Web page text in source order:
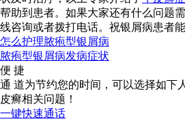
帮助到患者。如果大家还有什么问题
线咨询或者拨打电话。祝银屑病患者
怎么护理脓疱型银屑病
脓疱型银屑病发病症状
便 捷
通 道为节约您的时间，可以选择如下
皮癣相关问题！
一键快速通话